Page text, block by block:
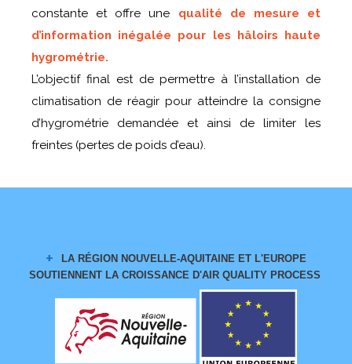
LA RÉGION NOUVELLE-AQUITAINE ET L'EUROPE
SOUTIENNENT LA CROISSANCE D'AIR QUALITY PROCESS
constante et offre une qualité de mesure et
d’information inégalée pour les hâloirs haute
hygrométrie.
L’objectif final est de permettre à l’installation de
climatisation de réagir pour atteindre la consigne
d’hygrométrie demandée et ainsi de limiter les
freintes (pertes de poids d’eau).